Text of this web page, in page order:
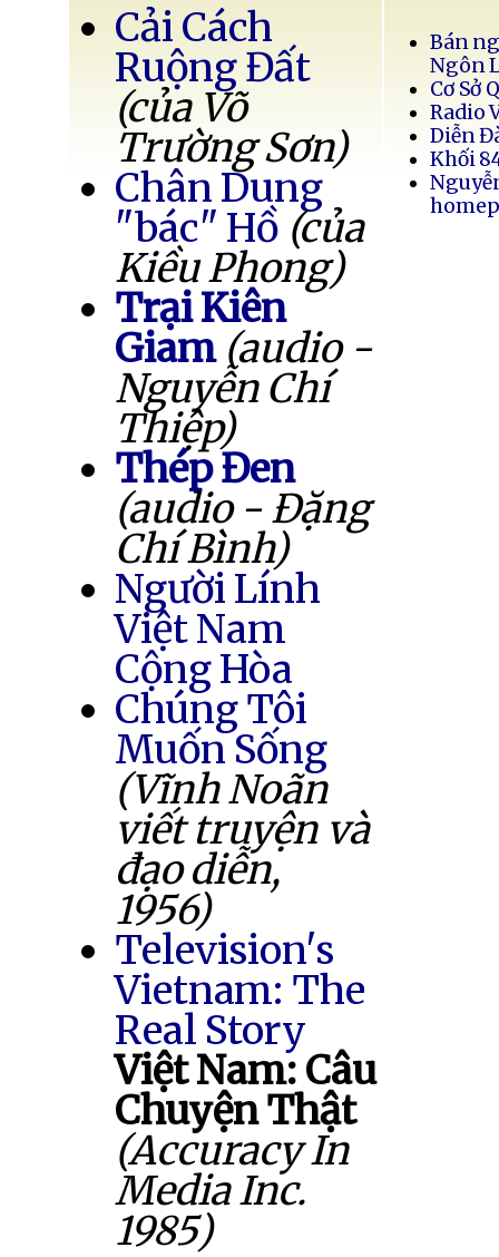
Cải Cách
Ruộng Đất
(của Võ
Trường Sơn)
Chân Dung
"bác" Hồ (của
Kiều Phong)
Trại Kiên
Giam (audio -
Nguyễn Chí
Thiệp)
Thép Đen
(audio - Đặng
Chí Bình)
Người Lính
Việt Nam
Cộng Hòa
Chúng Tôi
Muốn Sống
(Vĩnh Noãn
viết truyện và
đạo diễn,
1956)
Television's
Vietnam: The
Real Story
Việt Nam: Câu
Chuyện Thật
(Accuracy In
Media Inc.
1985)
Bán
Ngôn
Cơ Sở
Radio
Diễn
Khối